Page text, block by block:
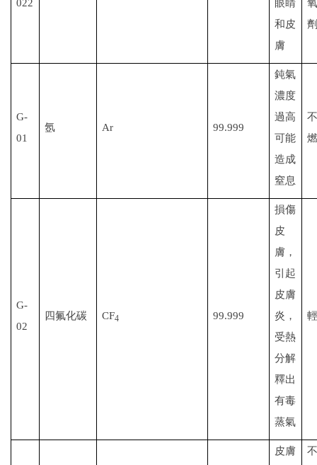
022
眼睛
和皮
膚
G-
01
氬 Ar 99.999
鈍氣
濃度
過高
可能
造成
窒息
G-
02
四氟化碳 CF4 99.999
損傷
皮
膚，
引起
皮膚
炎，
受熱
分解
釋出
有毒
蒸氣
皮膚